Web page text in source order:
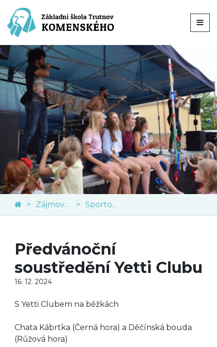
Zájmové kroužky Sportovní
Předvánoční
soustředění Yetti Clubu
16. 12. 2024
S Yetti Clubem na běžkách
Chata Kábrtka (Černá hora) a Děčínská bouda
(Růžová hora)